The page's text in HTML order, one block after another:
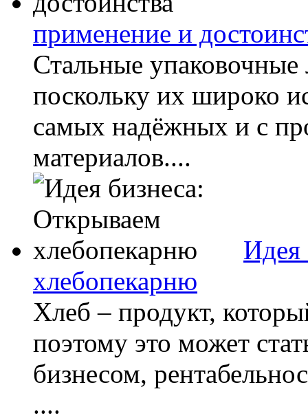
применение и
Стальные упаковочные
поскольку их широко
самых надёжных и с
материалов....
Идея
хлебопекарню
Хлеб – продукт,
поэтому это может
бизнесом,
....